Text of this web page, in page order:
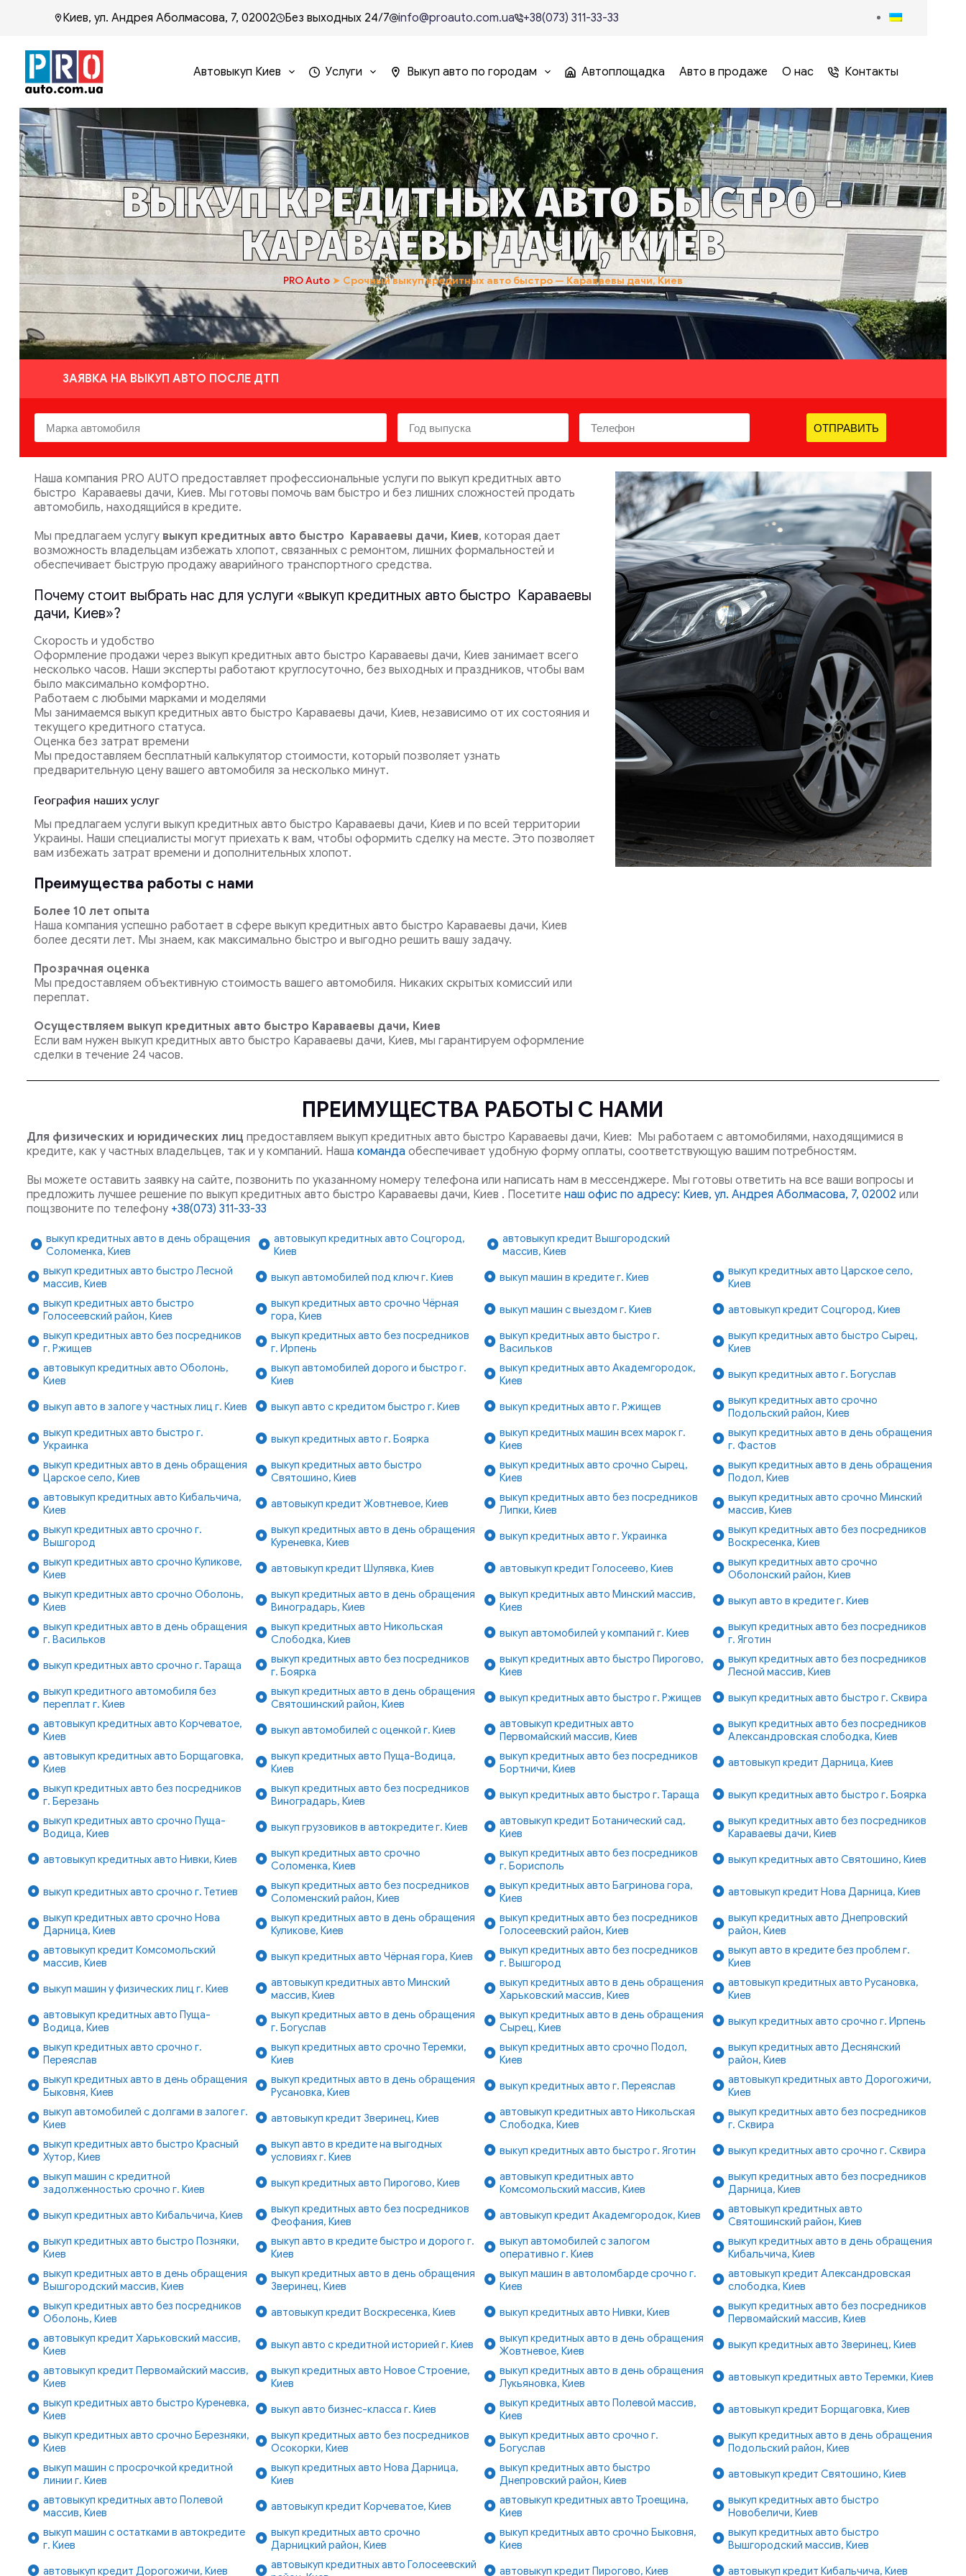
Киев, ул. Андрея Аболмасова, 7, 02002 Без выходных 24/7 info@proauto.com.ua +38(073) 311-33-33
Автовыкуп Киев Услуги Выкуп авто по городам Автоплощадка Авто в продаже О нас Контакты
ВЫКУП КРЕДИТНЫХ АВТО БЫСТРО -
КАРАВАЕВЫ ДАЧИ, КИЕВ
PRO Auto➤ Срочный выкуп кредитных авто быстро — Караваевы дачи, Киев
ЗАЯВКА НА ВЫКУП АВТО ПОСЛЕ ДТП
ОТПРАВИТЬ
Наша компания PRO AUTO предоставляет профессиональные услуги по выкуп кредитных авто
быстро Караваевы дачи, Киев. Мы готовы помочь вам быстро и без лишних сложностей продать
автомобиль, находящийся в кредите.
Мы предлагаем услугу выкуп кредитных авто быстро Караваевы дачи, Киев, которая дает
возможность владельцам избежать хлопот, связанных с ремонтом, лишних формальностей и
обеспечивает быструю продажу аварийного транспортного средства.
Почему стоит выбрать нас для услуги «выкуп кредитных авто быстро Караваевы
дачи, Киев»?
Скорость и удобство
Оформление продажи через выкуп кредитных авто быстро Караваевы дачи, Киев занимает всего
несколько часов. Наши эксперты работают круглосуточно, без выходных и праздников, чтобы вам
было максимально комфортно.
Работаем с любыми марками и моделями
Мы занимаемся выкуп кредитных авто быстро Караваевы дачи, Киев, независимо от их состояния и
текущего кредитного статуса.
Оценка без затрат времени
Мы предоставляем бесплатный калькулятор стоимости, который позволяет узнать
предварительную цену вашего автомобиля за несколько минут.
География наших услуг
Мы предлагаем услуги выкуп кредитных авто быстро Караваевы дачи, Киев и по всей территории
Украины. Наши специалисты могут приехать к вам, чтобы оформить сделку на месте. Это позволяет
вам избежать затрат времени и дополнительных хлопот.
Преимущества работы с нами
Более 10 лет опыта
Наша компания успешно работает в сфере выкуп кредитных авто быстро Караваевы дачи, Киев
более десяти лет. Мы знаем, как максимально быстро и выгодно решить вашу задачу.
Прозрачная оценка
Мы предоставляем объективную стоимость вашего автомобиля. Никаких скрытых комиссий или
переплат.
Осуществляем выкуп кредитных авто быстро Караваевы дачи, Киев
Если вам нужен выкуп кредитных авто быстро Караваевы дачи, Киев, мы гарантируем оформление
сделки в течение 24 часов.
ПРЕИМУЩЕСТВА РАБОТЫ С НАМИ
Для физических и юридических лиц предоставляем выкуп кредитных авто быстро Караваевы дачи, Киев: Мы работаем с автомобилями, находящимися в
кредите, как у частных владельцев, так и у компаний. Наша команда обеспечивает удобную форму оплаты, соответствующую вашим потребностям.
Вы можете оставить заявку на сайте, позвонить по указанному номеру телефона или написать нам в мессенджере. Мы готовы ответить на все ваши вопросы и
предложить лучшее решение по выкуп кредитных авто быстро Караваевы дачи, Киев . Посетите наш офис по адресу: Киев, ул. Андрея Аболмасова, 7, 02002 или
пощзвоните по телефону +38(073) 311-33-33
выкуп кредитных авто в день обращения
Соломенка, Киев
автовыкуп кредитных авто Соцгород,
Киев
автовыкуп кредит Вышгородский
массив, Киев
выкуп кредитных авто быстро Лесной
массив, Киев
выкуп автомобилей под ключ г. Киев выкуп машин в кредите г. Киев
выкуп кредитных авто Царское село,
Киев
выкуп кредитных авто быстро
Голосеевский район, Киев
выкуп кредитных авто срочно Чёрная
гора, Киев
выкуп машин с выездом г. Киев
автовыкуп кредит Соцгород, Киев
выкуп кредитных авто без посредников
г. Ржищев
выкуп кредитных авто без посредников
г. Ирпень
выкуп кредитных авто быстро г.
Васильков
выкуп кредитных авто быстро Сырец,
Киев
автовыкуп кредитных авто Оболонь,
Киев
выкуп автомобилей дорого и быстро г.
Киев
выкуп кредитных авто Академгородок,
Киев
выкуп кредитных авто г. Богуслав
выкуп авто в залоге у частных лиц г. Киев выкуп авто с кредитом быстро г. Киев выкуп кредитных авто г. Ржищев
выкуп кредитных авто срочно
Подольский район, Киев
выкуп кредитных авто быстро г.
Украинка
выкуп кредитных авто г. Боярка
выкуп кредитных машин всех марок г.
Киев
выкуп кредитных авто в день обращения
г. Фастов
выкуп кредитных авто в день обращения
Царское село, Киев
выкуп кредитных авто быстро
Святошино, Киев
выкуп кредитных авто срочно Сырец,
Киев
выкуп кредитных авто в день обращения
Подол, Киев
автовыкуп кредитных авто Кибальчича,
Киев
автовыкуп кредит Жовтневое, Киев
выкуп кредитных авто без посредников
Липки, Киев
выкуп кредитных авто срочно Минский
массив, Киев
выкуп кредитных авто срочно г.
Вышгород
выкуп кредитных авто в день обращения
Куреневка, Киев
выкуп кредитных авто г. Украинка
выкуп кредитных авто без посредников
Воскресенка, Киев
выкуп кредитных авто срочно Куликове,
Киев
автовыкуп кредит Шулявка, Киев автовыкуп кредит Голосеево, Киев
выкуп кредитных авто срочно
Оболонский район, Киев
выкуп кредитных авто срочно Оболонь,
Киев
выкуп кредитных авто в день обращения
Виноградарь, Киев
выкуп кредитных авто Минский массив,
Киев
выкуп авто в кредите г. Киев
выкуп кредитных авто в день обращения
г. Васильков
выкуп кредитных авто Никольская
Слободка, Киев
выкуп автомобилей у компаний г. Киев
выкуп кредитных авто без посредников
г. Яготин
выкуп кредитных авто срочно г. Тараща
выкуп кредитных авто без посредников
г. Боярка
выкуп кредитных авто быстро Пирогово,
Киев
выкуп кредитных авто без посредников
Лесной массив, Киев
выкуп кредитного автомобиля без
переплат г. Киев
выкуп кредитных авто в день обращения
Святошинский район, Киев
выкуп кредитных авто быстро г. Ржищев
выкуп кредитных авто быстро г. Сквира
автовыкуп кредитных авто Корчеватое,
Киев
выкуп автомобилей с оценкой г. Киев
автовыкуп кредитных авто
Первомайский массив, Киев
выкуп кредитных авто без посредников
Александровская слободка, Киев
автовыкуп кредитных авто Борщаговка,
Киев
выкуп кредитных авто Пуща-Водица,
Киев
выкуп кредитных авто без посредников
Бортничи, Киев
автовыкуп кредит Дарница, Киев
выкуп кредитных авто без посредников
г. Березань
выкуп кредитных авто без посредников
Виноградарь, Киев
выкуп кредитных авто быстро г. Тараща
выкуп кредитных авто быстро г. Боярка
выкуп кредитных авто срочно Пуща-
Водица, Киев
выкуп грузовиков в автокредите г. Киев
автовыкуп кредит Ботанический сад,
Киев
выкуп кредитных авто без посредников
Караваевы дачи, Киев
автовыкуп кредитных авто Нивки, Киев
выкуп кредитных авто срочно
Соломенка, Киев
выкуп кредитных авто без посредников
г. Борисполь
выкуп кредитных авто Святошино, Киев
выкуп кредитных авто срочно г. Тетиев
выкуп кредитных авто без посредников
Соломенский район, Киев
выкуп кредитных авто Багринова гора,
Киев
автовыкуп кредит Нова Дарница, Киев
выкуп кредитных авто срочно Нова
Дарница, Киев
выкуп кредитных авто в день обращения
Куликове, Киев
выкуп кредитных авто без посредников
Голосеевский район, Киев
выкуп кредитных авто Днепровский
район, Киев
автовыкуп кредит Комсомольский
массив, Киев
выкуп кредитных авто Чёрная гора, Киев
выкуп кредитных авто без посредников
г. Вышгород
выкуп авто в кредите без проблем г.
Киев
выкуп машин у физических лиц г. Киев
автовыкуп кредитных авто Минский
массив, Киев
выкуп кредитных авто в день обращения
Харьковский массив, Киев
автовыкуп кредитных авто Русановка,
Киев
автовыкуп кредитных авто Пуща-
Водица, Киев
выкуп кредитных авто в день обращения
г. Богуслав
выкуп кредитных авто в день обращения
Сырец, Киев
выкуп кредитных авто срочно г. Ирпень
выкуп кредитных авто срочно г.
Переяслав
выкуп кредитных авто срочно Теремки,
Киев
выкуп кредитных авто срочно Подол,
Киев
выкуп кредитных авто Деснянский
район, Киев
выкуп кредитных авто в день обращения
Быковня, Киев
выкуп кредитных авто в день обращения
Русановка, Киев
выкуп кредитных авто г. Переяслав
автовыкуп кредитных авто Дорогожичи,
Киев
выкуп автомобилей с долгами в залоге г.
Киев
автовыкуп кредит Зверинец, Киев
автовыкуп кредитных авто Никольская
Слободка, Киев
выкуп кредитных авто без посредников
г. Сквира
выкуп кредитных авто быстро Красный
Хутор, Киев
выкуп авто в кредите на выгодных
условиях г. Киев
выкуп кредитных авто быстро г. Яготин
выкуп кредитных авто срочно г. Сквира
выкуп машин с кредитной
задолженностью срочно г. Киев
выкуп кредитных авто Пирогово, Киев
автовыкуп кредитных авто
Комсомольский массив, Киев
выкуп кредитных авто без посредников
Дарница, Киев
выкуп кредитных авто Кибальчича, Киев
выкуп кредитных авто без посредников
Феофания, Киев
автовыкуп кредит Академгородок, Киев
автовыкуп кредитных авто
Святошинский район, Киев
выкуп кредитных авто быстро Позняки,
Киев
выкуп авто в кредите быстро и дорого г.
Киев
выкуп автомобилей с залогом
оперативно г. Киев
выкуп кредитных авто в день обращения
Кибальчича, Киев
выкуп кредитных авто в день обращения
Вышгородский массив, Киев
выкуп кредитных авто в день обращения
Зверинец, Киев
выкуп машин в автоломбарде срочно г.
Киев
автовыкуп кредит Александровская
слободка, Киев
выкуп кредитных авто без посредников
Оболонь, Киев
автовыкуп кредит Воскресенка, Киев выкуп кредитных авто Нивки, Киев
выкуп кредитных авто без посредников
Первомайский массив, Киев
автовыкуп кредит Харьковский массив,
Киев
выкуп авто с кредитной историей г. Киев
выкуп кредитных авто в день обращения
Жовтневое, Киев
выкуп кредитных авто Зверинец, Киев
автовыкуп кредит Первомайский массив,
Киев
выкуп кредитных авто Новое Строение,
Киев
выкуп кредитных авто в день обращения
Лукьяновка, Киев
автовыкуп кредитных авто Теремки, Киев
выкуп кредитных авто быстро Куреневка,
Киев
выкуп авто бизнес-класса г. Киев
выкуп кредитных авто Полевой массив,
Киев
автовыкуп кредит Борщаговка, Киев
выкуп кредитных авто срочно Березняки,
Киев
выкуп кредитных авто без посредников
Осокорки, Киев
выкуп кредитных авто срочно г.
Богуслав
выкуп кредитных авто в день обращения
Подольский район, Киев
выкуп машин с просрочкой кредитной
линии г. Киев
выкуп кредитных авто Нова Дарница,
Киев
выкуп кредитных авто быстро
Днепровский район, Киев
автовыкуп кредит Святошино, Киев
автовыкуп кредитных авто Полевой
массив, Киев
автовыкуп кредит Корчеватое, Киев
автовыкуп кредитных авто Троещина,
Киев
выкуп кредитных авто быстро
Новобеличи, Киев
выкуп машин с остатками в автокредите
г. Киев
выкуп кредитных авто срочно
Дарницкий район, Киев
выкуп кредитных авто срочно Быковня,
Киев
выкуп кредитных авто быстро
Вышгородский массив, Киев
автовыкуп кредит Дорогожичи, Киев
автовыкуп кредитных авто Голосеевский
автовыкуп кредит Пирогово, Киев автовыкуп кредит Кибальчича, Киев